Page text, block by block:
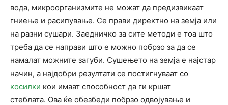
вода, микроорганизмите не можат да предизвикаат
гниење и расипување. Се прави директно на земја или
на разни сушари. Заедничко за сите методи е тоа што
треба да се направи што е можно побрзо за да се
намалат можните загуби. Сушењето на земја е најстар
начин, а најдобри резултати се постигнуваат со
косилки кои имаат способност да ги кршат
стеблата. Ова ќе обезбеди побрзо одвојување и